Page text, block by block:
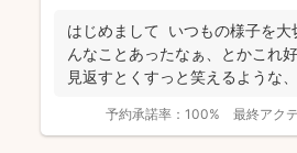
写真ではなく、お子さん・親御さ
子を撮影してお届けします(^^)
はじめまして いつもの様子を大
んなことあったなぁ、とかこれ
見返すとくすっと笑えるような
予約承諾率： 100% 最終アク